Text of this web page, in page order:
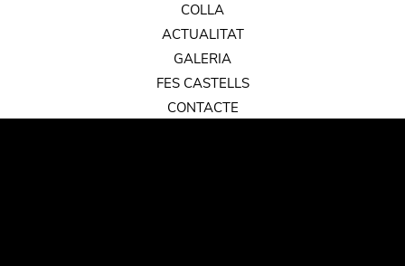
COLLA
ACTUALITAT
GALERIA
FES CASTELLS
CONTACTE